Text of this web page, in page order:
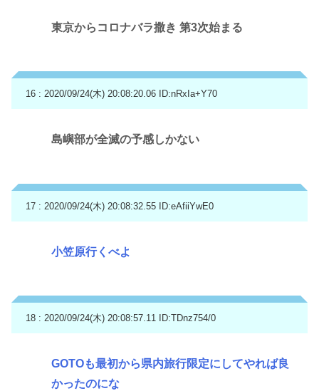
東京からコロナバラ撒き 第3次始まる
16 : 2020/09/24(木) 20:08:20.06 ID:nRxIa+Y70
島嶼部が全滅の予感しかない
17 : 2020/09/24(木) 20:08:32.55 ID:eAfiiYwE0
小笠原行くべよ
18 : 2020/09/24(木) 20:08:57.11 ID:TDnz754/0
GOTOも最初から県内旅行限定にしてやれば良
かったのにな